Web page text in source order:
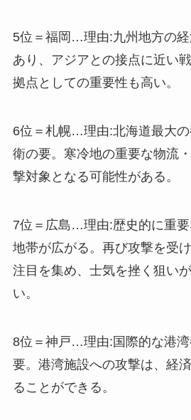
5位＝福岡…理由:九州地方の
あり、アジアとの接点に近い
拠点としての重要性も高い。
6位＝札幌…理由:北海道最大
衛の要。寒冷地の重要な物流
撃対象となる可能性がある。
7位＝広島…理由:歴史的に重
地帯が広がる。再び攻撃を受
注目を集め、士気を挫く狙い
い。
8位＝神戸…理由:国際的な港
要。港湾施設への攻撃は、経
ることができる。